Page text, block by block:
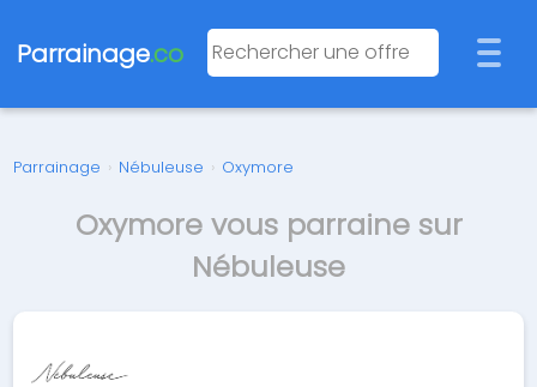
Parrainage.co
Parrainage › Nébuleuse › Oxymore
Oxymore vous parraine sur
Nébuleuse